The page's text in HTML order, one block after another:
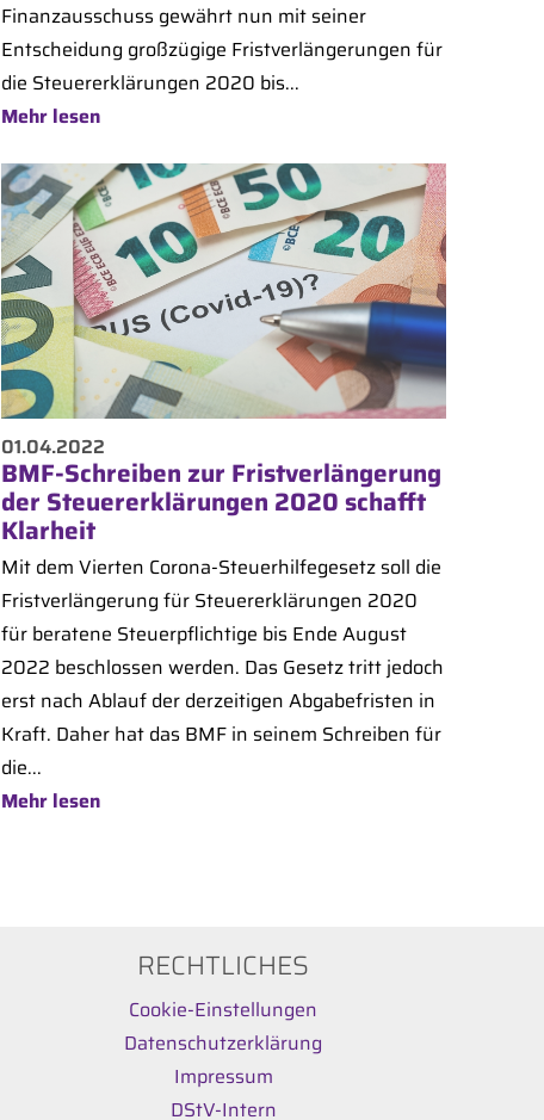
Finanzausschuss gewährt nun mit seiner
Entscheidung großzügige Fristverlängerungen für
die Steuererklärungen 2020 bis...
Mehr lesen
01.04.2022
BMF-Schreiben zur Fristverlängerung
der Steuererklärungen 2020 schafft
Klarheit
Mit dem Vierten Corona-Steuerhilfegesetz soll die
Fristverlängerung für Steuererklärungen 2020
für beratene Steuerpflichtige bis Ende August
2022 beschlossen werden. Das Gesetz tritt jedoch
erst nach Ablauf der derzeitigen Abgabefristen in
Kraft. Daher hat das BMF in seinem Schreiben für
die...
Mehr lesen
RECHTLICHES
Cookie-Einstellungen
Datenschutzerklärung
Impressum
DStV-Intern